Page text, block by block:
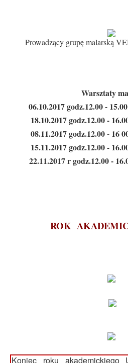
Prowadzący grupę malarską
Warsztaty
06.10.2017 godz.12.00 -
18.10.2017 godz.12.00 -
08.11.2017 godz.12.00 - 16
15.11.2017 godz.12.00 -
22.11.2017 r godz.12.00 -
ROK
Koniec roku